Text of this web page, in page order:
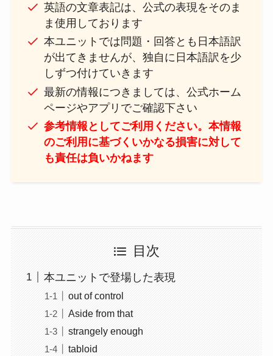
英語の文章表記は、公式の表現をそのま
ま使用しております
本ユニットでは問題・回答とも日本語訳
が出てきませんが、独自に日本語訳を少
しずつ付けていきます
最新の情報につきましては、公式ホーム
ページやアプリでご確認下さい
参考情報としてご利用ください。本情報
のご利用に基づくいかなる損害に対して
も責任は負いかねます
目次
本ユニットで登場した表現
out of control
Aside from that
strangely enough
tabloid